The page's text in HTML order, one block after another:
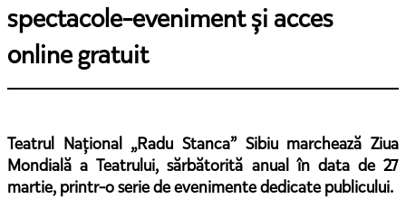
spectacole-eveniment și acces
online gratuit
Teatrul Național „Radu Stanca” Sibiu marchează Ziua
Mondială a Teatrului, sărbătorită anual în data de 27
martie, printr-o serie de evenimente dedicate publicului.